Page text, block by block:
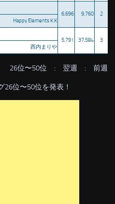
6,696
9,760
2
Happy Elements K.K
5,791
37,584
3
西内まりや
26位〜50位 : 翌週 : 前週
26位〜50位を発表！